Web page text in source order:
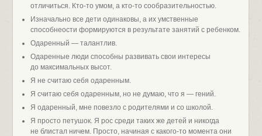
отличиться. Кто-то умом, а кто-то сообразительностью.
Изначально все дети одинаковы, а их умственные
способнеости формируются в результате занятий с ребенком.
Одаренный — талантлив.
Одаренные люди способны развивать свои интересы
до максимальных высот.
Я не считаю себя одаренным.
Я считаю себя одаренным, но не думаю, что я — гений.
Я одаренный, мне повезло с родителями и со школой.
Я просто петушок. Я рос среди таких же детей и никогда
не блистал ничем. Просто, начиная с какого-то момента они